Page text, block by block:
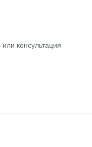
консультация